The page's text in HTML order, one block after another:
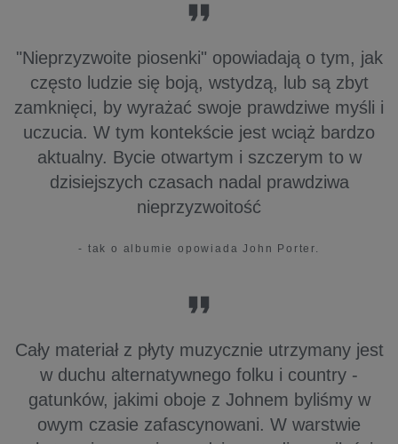
"Nieprzyzwoite piosenki" opowiadają o tym, jak
często ludzie się boją, wstydzą, lub są zbyt
zamknięci, by wyrażać swoje prawdziwe myśli i
uczucia. W tym kontekście jest wciąż bardzo
aktualny. Bycie otwartym i szczerym to w
dzisiejszych czasach nadal prawdziwa
nieprzyzwoitość
- tak o albumie opowiada John Porter.
Cały materiał z płyty muzycznie utrzymany jest
w duchu alternatywnego folku i country -
gatunków, jakimi oboje z Johnem byliśmy w
owym czasie zafascynowani. W warstwie